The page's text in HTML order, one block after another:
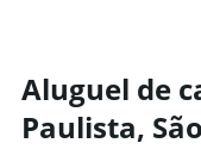
Aluguel de
Paulista,